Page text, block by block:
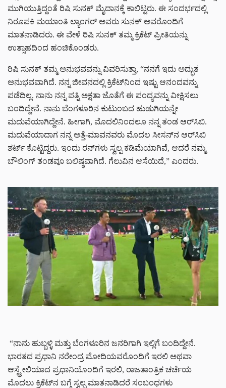
ಮುಗಿಯುತ್ತಿದ್ದಂತೆ ರಿಷಿ ಸುನಕ್ ಮೈದಾನಕ್ಕೆ ಕಾಲಿಟ್ಟರು. ಈ ಸಂದರ್ಭದಲ್ಲಿ
ನಿರೂಪಕಿ ಮಯಾಂತಿ ಲ್ಯಾಂಗರ್ ಅವರು ಸುನಕ್ ಅವರೊಂದಿಗೆ
ಮಾತನಾಡಿದರು. ಈ ವೇಳೆ ರಿಷಿ ಸುನಕ್ ತಮ್ಮ ಕ್ರಿಕೆಟ್ ಪ್ರೀತಿಯನ್ನು
ಉತ್ಸಾಹದಿಂದ ಹಂಚಿಕೊಂಡರು.
ರಿಷಿ ಸುನಕ್ ತಮ್ಮ ಅನುಭವವನ್ನು ವಿವರಿಸುತ್ತಾ, “ನನಗೆ ಇದು ಅದ್ಭುತ
ಅನುಭವವಾಗಿದೆ. ನನ್ನ ಜೀವನದಲ್ಲಿ ಕ್ರಿಕೆಟ್‌ನಿಂದ ಇಷ್ಟು ಆನಂದವನ್ನು
ಪಡೆದಿಲ್ಲ. ನಾನು ನನ್ನ ಪತ್ನಿ ಅಕ್ಷತಾ ಜೊತೆಗೆ ಈ ಪಂದ್ಯವನ್ನು ವೀಕ್ಷಿಸಲು
ಬಂದಿದ್ದೇನೆ. ನಾನು ಬೆಂಗಳೂರಿನ ಕುಟುಂಬದ ಹುಡುಗಿಯನ್ನೇ
ಮದುವೆಯಾಗಿದ್ದೇನೆ. ಹೀಗಾಗಿ, ಮೊದಲಿನಿಂದಲೂ ನನ್ನ ತಂಡ ಆರ್‌ಸಿಬಿ.
ಮದುವೆಯಾದಾಗ ನನ್ನ ಅತ್ತೆ-ಮಾವನವರು ಮೊದಲ ಸೀಸನ್‌ನ ಆರ್‌ಸಿಬಿ
ಶರ್ಟ್‌ ಕೊಟ್ಟಿದ್ದರು. ಇಂದು ರನ್‌ಗಳು ಸ್ವಲ್ಪ ಕಡಿಮೆಯಾಗಿವೆ, ಆದರೆ ನಮ್ಮ
ಬೌಲಿಂಗ್ ತಂಡವೂ ಬಲಿಷ್ಠವಾಗಿದೆ. ಗೆಲುವಿನ ಆಸೆಯಿದೆ,” ಎಂದರು.
“ನಾನು ಹುಬ್ಬಳ್ಳಿ ಮತ್ತು ಬೆಂಗಳೂರಿನ ಜನರಿಗಾಗಿ ಇಲ್ಲಿಗೆ ಬಂದಿದ್ದೇನೆ.
ಭಾರತದ ಪ್ರಧಾನಿ ನರೇಂದ್ರ ಮೋದಿಯವರೊಂದಿಗೆ ಇರಲಿ ಅಥವಾ
ಆಸ್ಟ್ರೇಲಿಯಾದ ಪ್ರಧಾನಿಯೊಂದಿಗೆ ಇರಲಿ, ರಾಜತಾಂತ್ರಿಕ ಚರ್ಚೆಯ
ಮೊದಲು ಕ್ರಿಕೆಟ್‌ನ ಬಗ್ಗೆ ಸ್ವಲ್ಪ ಮಾತನಾಡಿದರೆ ಸಂಬಂಧಗಳು